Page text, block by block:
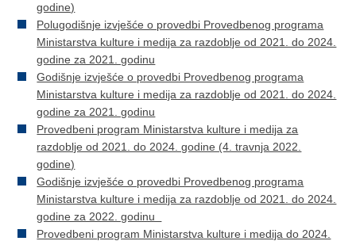
godine)
Polugodišnje izvješće o provedbi Provedbenog programa
Ministarstva kulture i medija za razdoblje od 2021. do 2024.
godine za 2021. godinu
Godišnje izvješće o provedbi Provedbenog programa
Ministarstva kulture i medija za razdoblje od 2021. do 2024.
godine za 2021. godinu
Provedbeni program Ministarstva kulture i medija za
razdoblje od 2021. do 2024. godine (4. travnja 2022.
godine)
Godišnje izvješće o provedbi Provedbenog programa
Ministarstva kulture i medija za razdoblje od 2021. do 2024.
godine za 2022. godinu
Provedbeni program Ministarstva kulture i medija do 2024.